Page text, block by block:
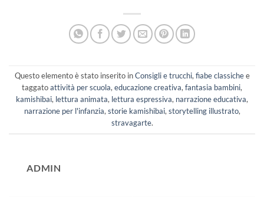
Questo elemento è stato inserito inConsigli e trucchi,fiabe classichee
taggatoattività per scuola,educazione creativa,fantasia bambini,
kamishibai, lettura animata, lettura espressiva, narrazione educativa,
narrazione per l'infanzia,storie kamishibai,storytelling illustrato,
stravagarte.
ADMIN